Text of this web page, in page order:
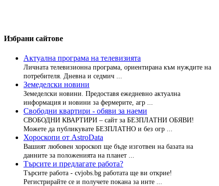
Избрани сайтове
Актуална програма на телевизията
Личната телевизионна програма, ориентирана към нуждите на
потребителя. Дневна и седмич ...
Земеделски новини
Земеделски новини. Предоставя ежедневно актуална
информация и новини за фермерите, агр ...
Свободни квартири - обяви за наеми
СВОБОДНИ КВАРТИРИ – сайт за БЕЗПЛАТНИ ОБЯВИ!
Можете да публикувате БЕЗПЛАТНО и без огр ...
Хороскопи от AstroData
Вашият любовен хороскоп ще бъде изготвен на базата на
данните за положенията на планет ...
Търсите и предлагате работа?
Търсите работа - cvjobs.bg работата ще ви открие!
Регистрирайте се и получете покана за инте ...